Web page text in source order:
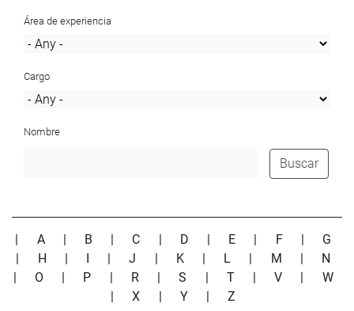
Área de experiencia
Cargo
Nombre
Buscar
| A | B | C | D | E | F | G
| H | I |J | K | L | M | N
| O | P | R |S | T |V | W
|X | Y |Z